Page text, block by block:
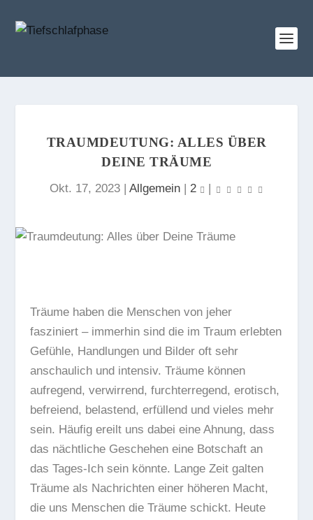
TRAUMDEUTUNG: ALLES ÜBER
DEINE TRÄUME
Okt. 17, 2023 | Allgemein | 2 |
Träume haben die Menschen von jeher
fasziniert – immerhin sind die im Traum erlebten
Gefühle, Handlungen und Bilder oft sehr
anschaulich und intensiv. Träume können
aufregend, verwirrend, furchterregend, erotisch,
befreiend, belastend, erfüllend und vieles mehr
sein. Häufig ereilt uns dabei eine Ahnung, dass
das nächtliche Geschehen eine Botschaft an
das Tages-Ich sein könnte. Lange Zeit galten
Träume als Nachrichten einer höheren Macht,
die uns Menschen die Träume schickt. Heute